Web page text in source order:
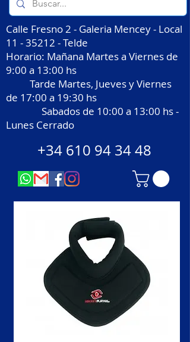
+34 610 94 34 48
Calle Fresno 2 - Galeria Mencey - Local
11 - 35212 - Telde
Horario: Mañana Martes a Viernes de
9:00 a 13:00 hs
Tarde Martes, Jueves y Viernes
de 17:00 a 19:30 hs
Sabados de 10:00 a 13:00 hs -
Lunes Cerrado